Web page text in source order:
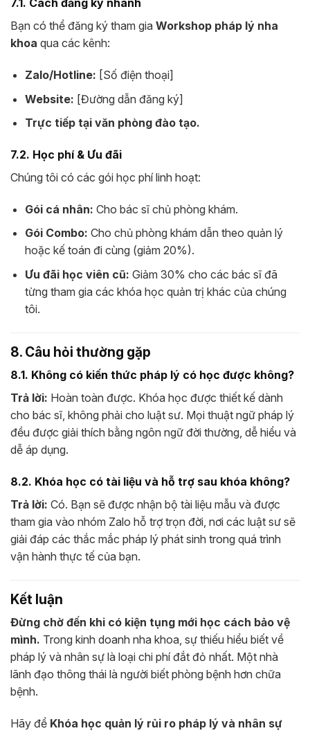
7.1. Cách đăng ký nhanh
Bạn có thể đăng ký tham gia Workshop pháp lý nha
khoa qua các kênh:
Zalo/Hotline: [Số điện thoại]
Website: [Đường dẫn đăng ký]
Trực tiếp tại văn phòng đào tạo.
7.2. Học phí & Ưu đãi
Chúng tôi có các gói học phí linh hoạt:
Gói cá nhân: Cho bác sĩ chủ phòng khám.
Gói Combo: Cho chủ phòng khám dẫn theo quản lý
hoặc kế toán đi cùng (giảm 20%).
Ưu đãi học viên cũ: Giảm 30% cho các bác sĩ đã
từng tham gia các khóa học quản trị khác của chúng
tôi.
8. Câu hỏi thường gặp
8.1. Không có kiến thức pháp lý có học được không?
Trả lời: Hoàn toàn được. Khóa học được thiết kế dành
cho bác sĩ, không phải cho luật sư. Mọi thuật ngữ pháp lý
đều được giải thích bằng ngôn ngữ đời thường, dễ hiểu và
dễ áp dụng.
8.2. Khóa học có tài liệu và hỗ trợ sau khóa không?
Trả lời: Có. Bạn sẽ được nhận bộ tài liệu mẫu và được
tham gia vào nhóm Zalo hỗ trợ trọn đời, nơi các luật sư sẽ
giải đáp các thắc mắc pháp lý phát sinh trong quá trình
vận hành thực tế của bạn.
Kết luận
Đừng chờ đến khi có kiện tụng mới học cách bảo vệ
mình. Trong kinh doanh nha khoa, sự thiếu hiểu biết về
pháp lý và nhân sự là loại chi phí đắt đỏ nhất. Một nhà
lãnh đạo thông thái là người biết phòng bệnh hơn chữa
bệnh.
Hãy để Khóa học quản lý rủi ro pháp lý và nhân sự